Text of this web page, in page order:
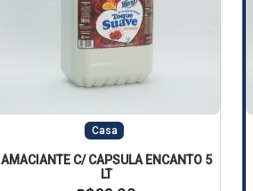
Casa
AMACIANTE C/ CAPSULA ENCANTO 5
LT